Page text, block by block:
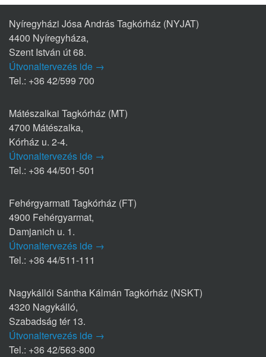
Nyíregyházi Jósa András Tagkórház (NYJAT)
4400 Nyíregyháza,
Szent István út 68.
Útvonaltervezés ide →
Tel.: +36 42/599 700
Mátészalkai Tagkórház (MT)
4700 Mátészalka,
Kórház u. 2-4.
Útvonaltervezés ide →
Tel.: +36 44/501-501
Fehérgyarmati Tagkórház (FT)
4900 Fehérgyarmat,
Damjanich u. 1.
Útvonaltervezés ide →
Tel.: +36 44/511-111
Nagykállói Sántha Kálmán Tagkórház (NSKT)
4320 Nagykálló,
Szabadság tér 13.
Útvonaltervezés ide →
Tel.: +36 42/563-800